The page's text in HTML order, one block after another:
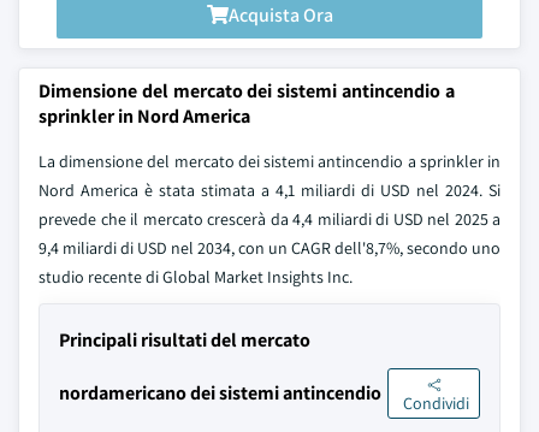
Acquista Ora
Dimensione del mercato dei sistemi antincendio a
sprinkler in Nord America
La dimensione del mercato dei sistemi antincendio a sprinkler in
Nord America è stata stimata a 4,1 miliardi di USD nel 2024. Si
prevede che il mercato crescerà da 4,4 miliardi di USD nel 2025 a
9,4 miliardi di USD nel 2034, con un CAGR dell'8,7%, secondo uno
studio recente di Global Market Insights Inc.
Principali risultati del mercato
nordamericano dei sistemi antincendio Condividi